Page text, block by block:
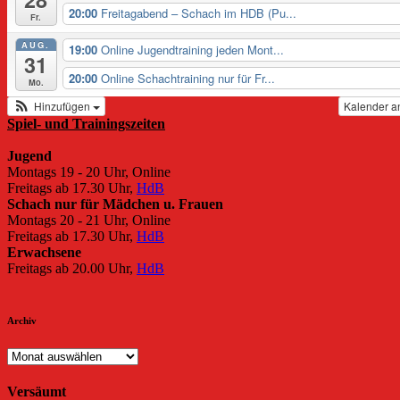
Fr.
20:00 Freitagabend – Schach im HDB (Pu...
AUG.
31
Mo.
19:00 Online Jugendtraining jeden Mont...
20:00 Online Schachtraining nur für Fr...
Kalender
Hinzufügen
Spiel- und Trainingszeiten
Jugend
Montags 19 - 20 Uhr, Online
Freitags ab 17.30 Uhr, HdB
Schach nur für Mädchen u. Frauen
Montags 20 - 21 Uhr, Online
Freitags ab 17.30 Uhr, HdB
Erwachsene
Freitags ab 20.00 Uhr, HdB
Archiv
Archiv
Versäumt